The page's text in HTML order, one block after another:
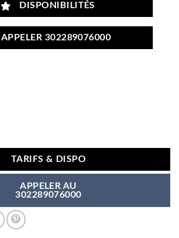
DISPONIBILITÉS
APPELER 302289076000
TARIFS & DISPO
APPELER AU
302289076000